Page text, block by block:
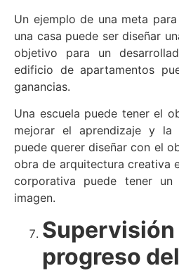
Un ejemplo de una meta
una casa puede ser diseñar
objetivo para un
edificio de apartamentos
ganancias.
Una escuela puede tener el
mejorar el aprendizaje y la
puede querer diseñar con el
obra de arquitectura creativa
corporativa puede tener
imagen.
progreso